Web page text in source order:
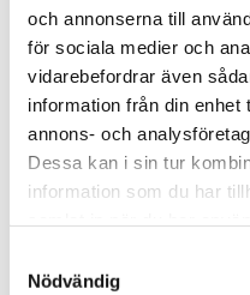
och annonserna till
för sociala medier och
vidarebefordrar även
information från din
annons- och
Dessa kan i sin tur
information som du har
Nödvändig
st
Finns i lager
Beskrivning
Om varumärket